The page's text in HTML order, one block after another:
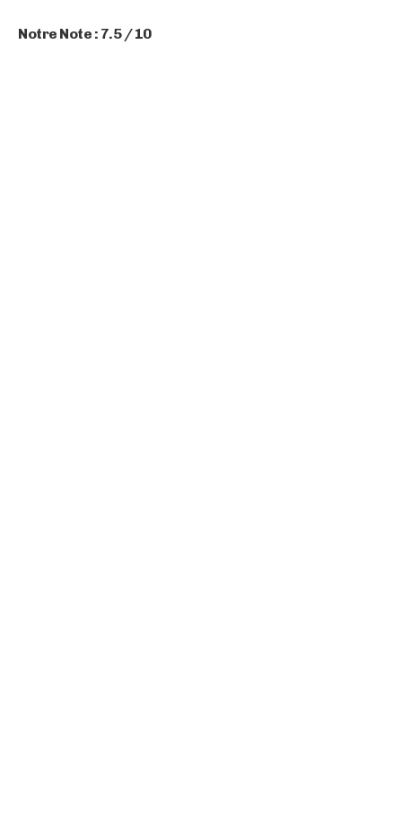
Notre Note : 7.5 / 10